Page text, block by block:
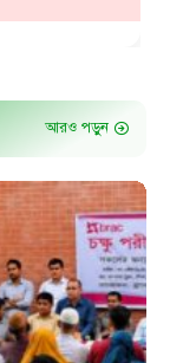
আরও পড়ুন